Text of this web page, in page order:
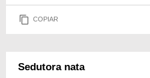
COPIAR
Sedutora nata